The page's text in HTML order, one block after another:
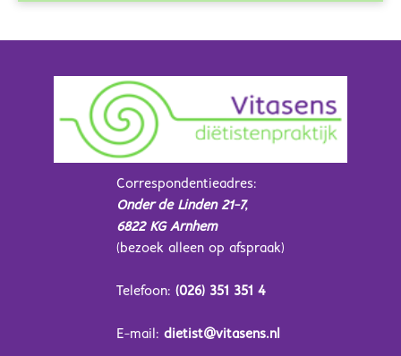
Correspondentieadres:
Onder de Linden 21-7,
6822 KG Arnhem
(bezoek alleen op afspraak)
Telefoon: (026) 351 351 4
E-mail: dietist@vitasens.nl